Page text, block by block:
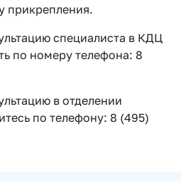
прикрепления.
специалиста в КДЦ
по номеру телефона: 8
в отделении
по телефону: 8 (495)